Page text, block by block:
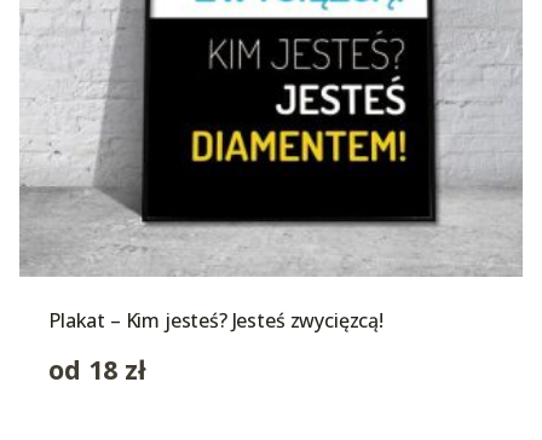
Plakat – Kim jesteś? Jesteś zwycięzcą!
od 18 zł